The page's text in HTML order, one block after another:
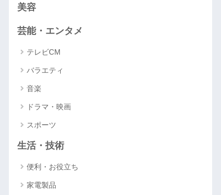
美容
芸能・エンタメ
テレビCM
バラエティ
音楽
ドラマ・映画
スポーツ
生活・技術
便利・お役立ち
家電製品